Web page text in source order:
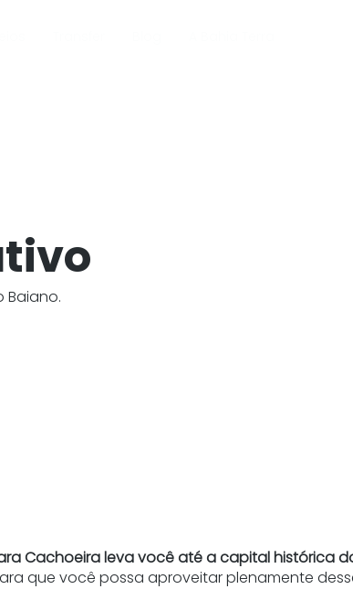
Baiano.
Cachoeira leva você até a capital histórica
que você possa aproveitar plenamente